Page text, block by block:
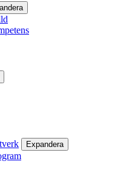
Expandera